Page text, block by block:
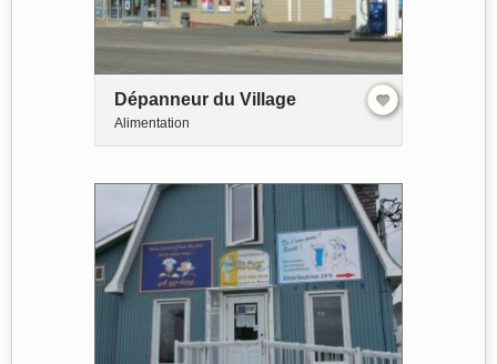
Dépanneur du Village
Alimentation